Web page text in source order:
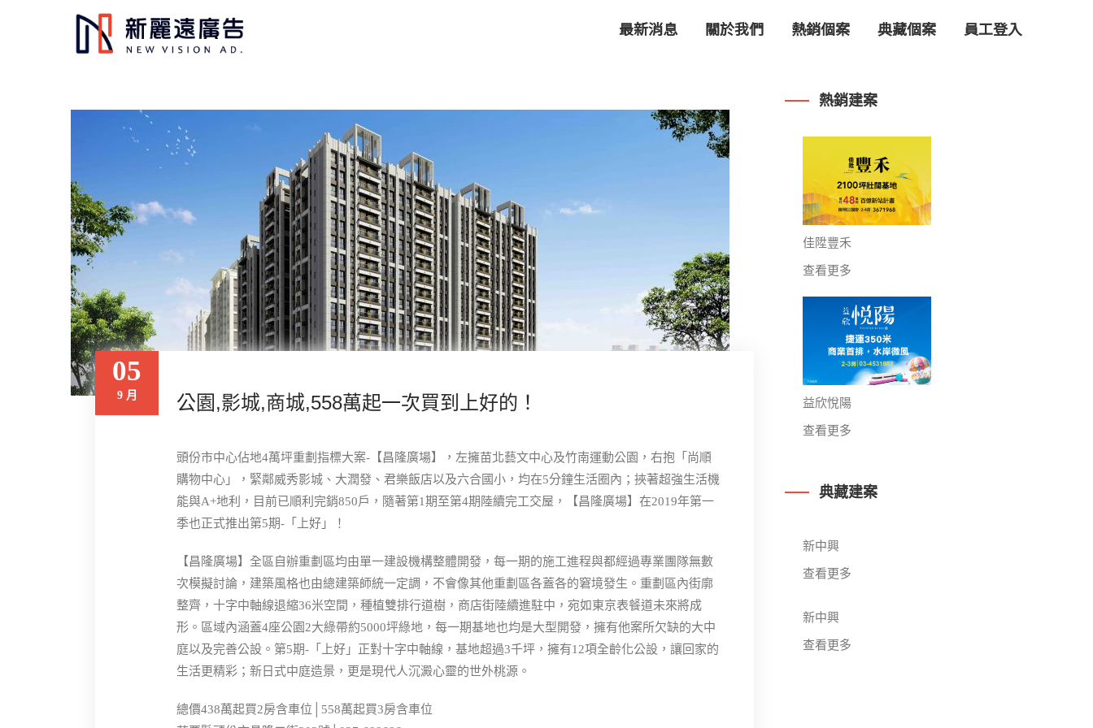
最新消息 關於我們 熱銷個案 典藏個案 員工登入
05
9 月 公園,影城,商城,558萬起一次買到上好的！
頭份市中心佔地4萬坪重劃指標大案-【昌隆廣場】，左擁苗北藝文中心及竹南運動公園，右抱「尚順
購物中心」，緊鄰威秀影城、大潤發、君樂飯店以及六合國小，均在5分鐘生活圈內；挾著超強生活機
能與A+地利，目前已順利完銷850戶，隨著第1期至第4期陸續完工交屋，【昌隆廣場】在2019年第一
季也正式推出第5期-「上好」！
【昌隆廣場】全區自辦重劃區均由單一建設機構整體開發，每一期的施工進程與都經過專業團隊無數
次模擬討論，建築風格也由總建築師統一定調，不會像其他重劃區各蓋各的窘境發生。重劃區內街廓
整齊，十字中軸線退縮36米空間，種植雙排行道樹，商店街陸續進駐中，宛如東京表餐道未來將成
形。區域內涵蓋4座公園2大綠帶約5000坪綠地，每一期基地也均是大型開發，擁有他案所欠缺的大中
庭以及完善公設。第5期-「上好」正對十字中軸線，基地超過3千坪，擁有12項全齡化公設，讓回家的
生活更精彩；新日式中庭造景，更是現代人沉澱心靈的世外桃源。
總價438萬起買2房含車位│558萬起買3房含車位
熱銷建案
佳陞豐禾
查看更多
益欣悅陽
查看更多
典藏建案
新中興
查看更多
新中興
查看更多